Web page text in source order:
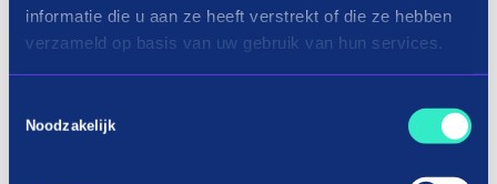
informatie die u aan ze heeft verstrekt of die ze hebben
verzameld op basis van uw gebruik van hun services.
Noodzakelijk